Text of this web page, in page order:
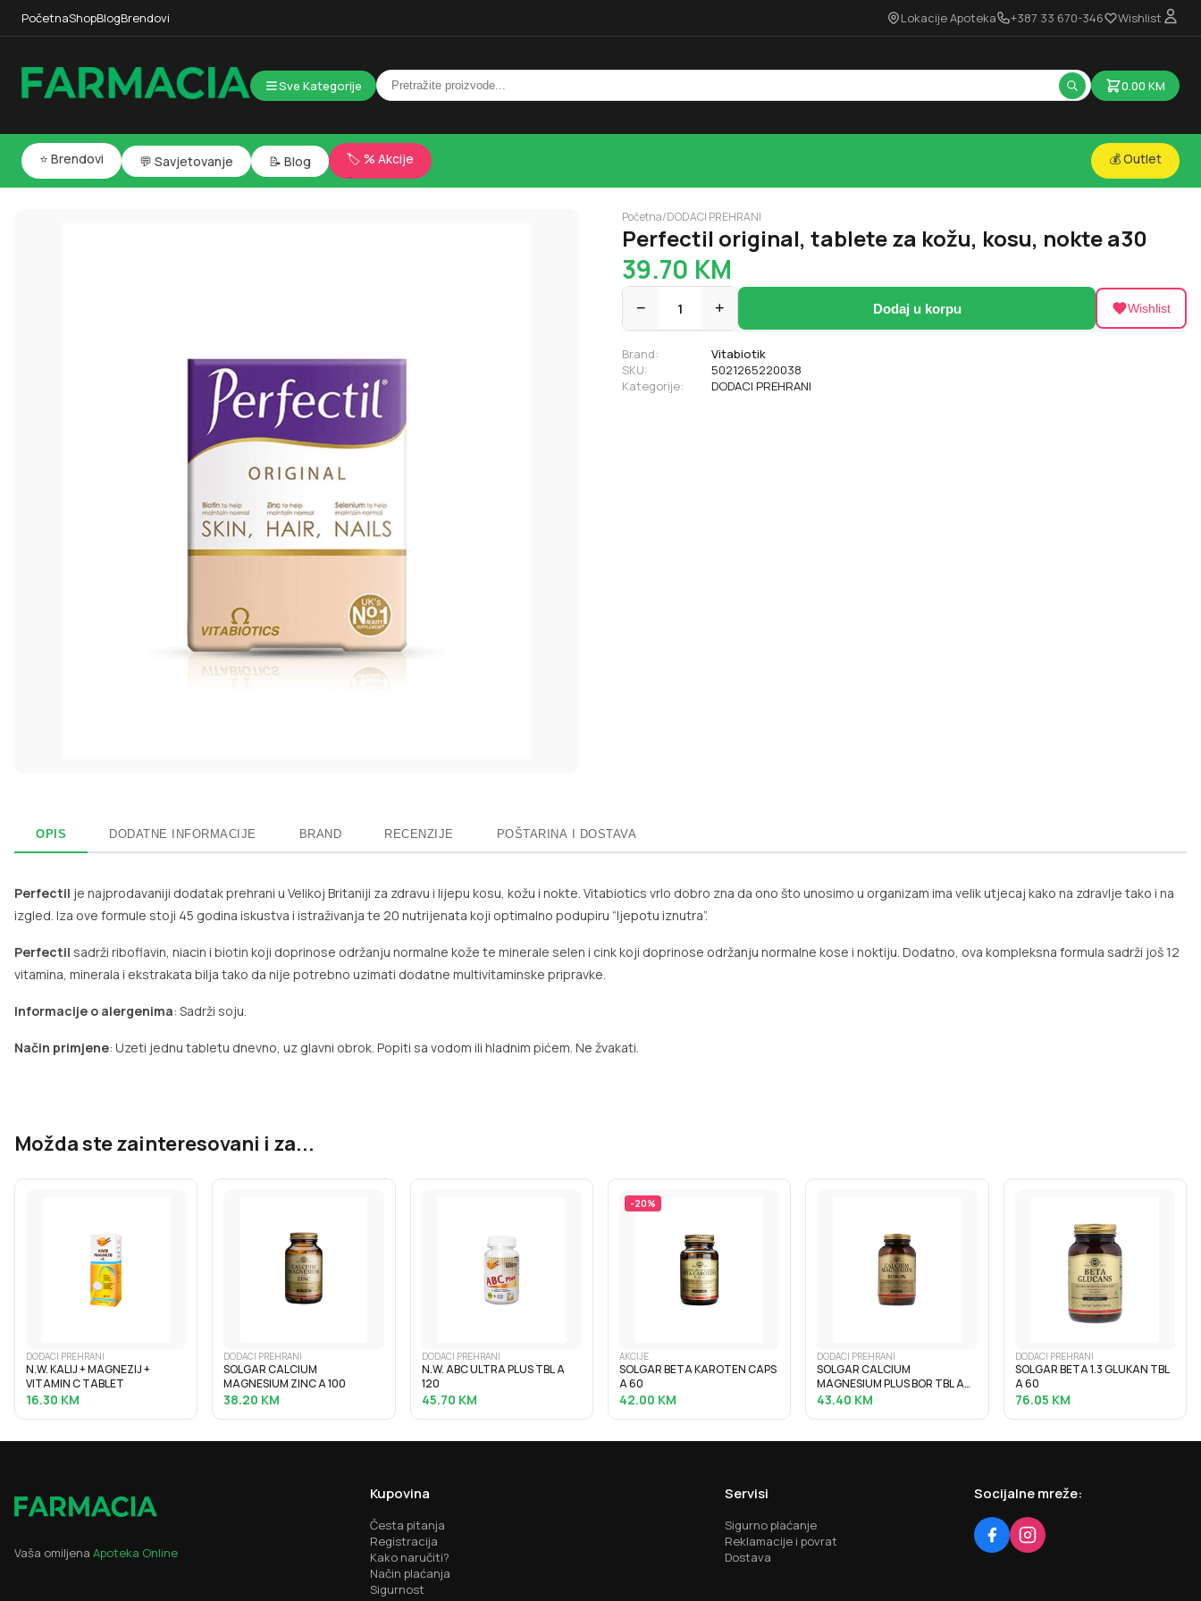
PočetnaShopBlogBrendovi Lokacije Apoteka +387 33 670-346 Wishlist
Sve Kategorije 0.00 KM
⭐ Brendovi 💬 Savjetovanje 📝 Blog 🏷️ % Akcije 💰 Outlet
Početna/DODACI PREHRANI
Perfectil original, tablete za kožu, kosu, nokte a30
39.70 KM
− 1 + Dodaj u korpu Wishlist
Brand:
Vitabiotik
SKU:
5021265220038
Kategorije:
DODACI PREHRANI
OPIS DODATNE INFORMACIJE BRAND RECENZIJE POŠTARINA I DOSTAVA
Perfectil je najprodavaniji dodatak prehrani u Velikoj Britaniji za zdravu i lijepu kosu, kožu i nokte. Vitabiotics vrlo dobro zna da ono što unosimo u organizam ima velik utjecaj kako na zdravlje tako i na
izgled. Iza ove formule stoji 45 godina iskustva i istraživanja te 20 nutrijenata koji optimalno podupiru “ljepotu iznutra”.
Perfectil sadrži riboflavin, niacin i biotin koji doprinose održanju normalne kože te minerale selen i cink koji doprinose održanju normalne kose i noktiju. Dodatno, ova kompleksna formula sadrži još 12
vitamina, minerala i ekstrakata bilja tako da nije potrebno uzimati dodatne multivitaminske pripravke.
Informacije o alergenima: Sadrži soju.
Način primjene: Uzeti jednu tabletu dnevno, uz glavni obrok. Popiti sa vodom ili hladnim pićem. Ne žvakati.
Možda ste zainteresovani i za...
DODACI PREHRANI
N.W. KALIJ + MAGNEZIJ +
VITAMIN C TABLET
16.30 KM
DODACI PREHRANI
SOLGAR CALCIUM
MAGNESIUM ZINC A 100
38.20 KM
DODACI PREHRANI
N.W. ABC ULTRA PLUS TBL A
120
45.70 KM
-20%
AKCIJE
SOLGAR BETA KAROTEN CAPS
A 60
42.00 KM
DODACI PREHRANI
SOLGAR CALCIUM
MAGNESIUM PLUS BOR TBL A
100
43.40 KM
DODACI PREHRANI
SOLGAR BETA 1.3 GLUKAN TBL
A 60
76.05 KM
Vaša omiljena Apoteka Online
Kupovina
Česta pitanja
Registracija
Kako naručiti?
Način plaćanja
Sigurnost
Servisi
Sigurno plaćanje
Reklamacije i povrat
Dostava
Socijalne mreže: